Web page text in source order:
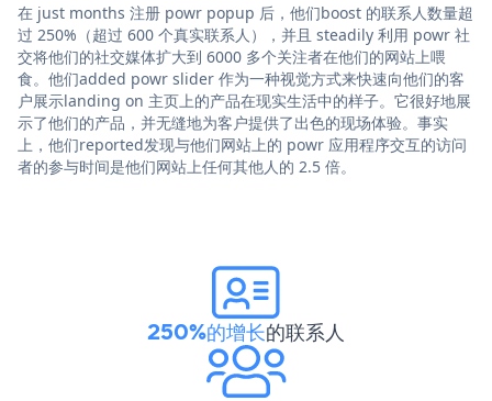
在 just months 注册 powr popup 后，他们boost 的联系人数量超
过 250%（超过 600 个真实联系人），并且 steadily 利用 powr 社
交将他们的社交媒体扩大到 6000 多个关注者在他们的网站上喂
食。他们added powr slider 作为一种视觉方式来快速向他们的客
户展示landing on 主页上的产品在现实生活中的样子。它很好地展
示了他们的产品，并无缝地为客户提供了出色的现场体验。事实
上，他们reported发现与他们网站上的 powr 应用程序交互的访问
者的参与时间是他们网站上任何其他人的 2.5 倍。
250%的增长的联系人